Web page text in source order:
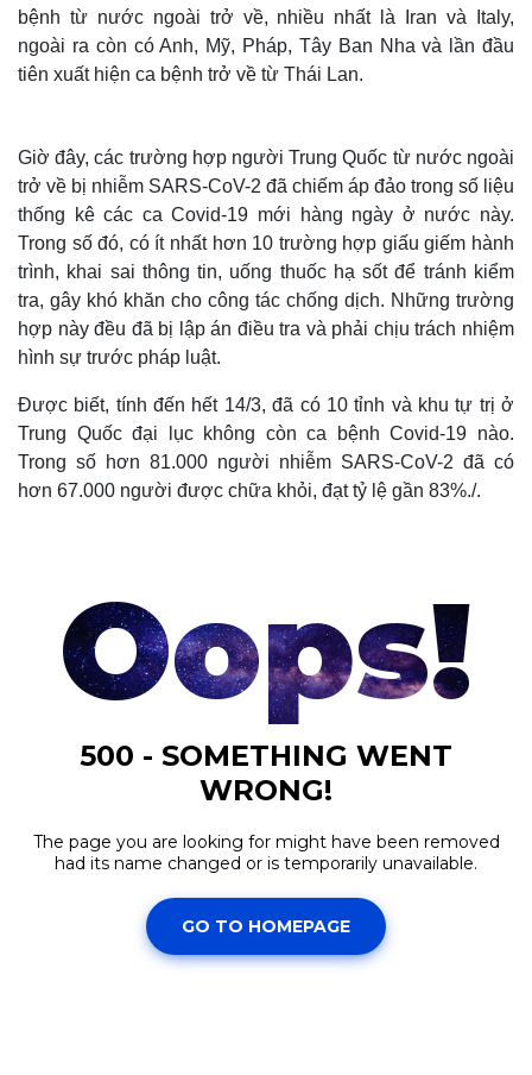
Quan sát
Cuộc sống đó đây
Multimedia
Video
Ảnh
Infographic
bệnh từ nước ngoài trở về, nhiều nhất là Iran và Italy,
ngoài ra còn có Anh, Mỹ, Pháp, Tây Ban Nha và lần đầu
tiên xuất hiện ca bệnh trở về từ Thái Lan.
Giờ đây, các trường hợp người Trung Quốc từ nước ngoài
trở về bị nhiễm SARS-CoV-2 đã chiếm áp đảo trong số liệu
thống kê các ca Covid-19 mới hàng ngày ở nước này.
Trong số đó, có ít nhất hơn 10 trường hợp giấu giếm hành
trình, khai sai thông tin, uống thuốc hạ sốt để tránh kiểm
tra, gây khó khăn cho công tác chống dịch. Những trường
hợp này đều đã bị lập án điều tra và phải chịu trách nhiệm
hình sự trước pháp luật.
Được biết, tính đến hết 14/3, đã có 10 tỉnh và khu tự trị ở
Trung Quốc đại lục không còn ca bệnh Covid-19 nào.
Trong số hơn 81.000 người nhiễm SARS-CoV-2 đã có
hơn 67.000 người được chữa khỏi, đạt tỷ lệ gần 83%./.